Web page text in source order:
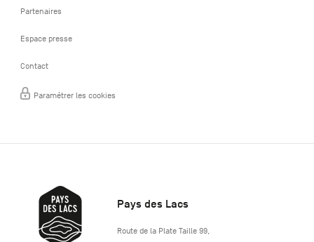
Partenaires
Espace presse
Contact
Paramétrer les cookies
Pays des Lacs
http://www.lepaysdeslacs.be/
Route de la Plate Taille 99,